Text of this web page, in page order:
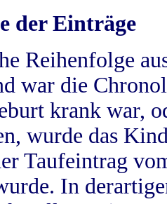
der Einträge
Reihenfolge
war die
krank war,
wurde das
Taufeintrag
In